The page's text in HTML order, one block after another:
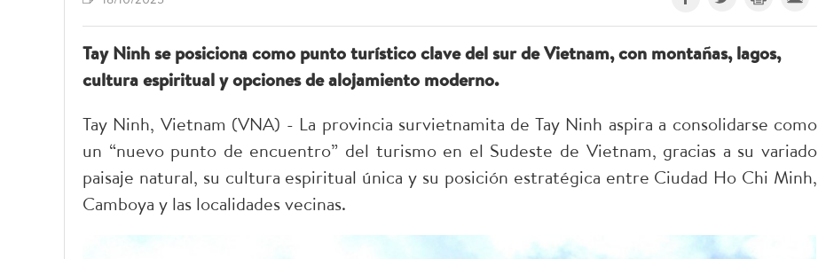
Tay Ninh se posiciona como punto turístico clave del sur de Vietnam, con montañas, lagos,
cultura espiritual y opciones de alojamiento moderno.
Tay Ninh, Vietnam (VNA) - La provincia survietnamita de Tay Ninh aspira a consolidarse como
un “nuevo punto de encuentro” del turismo en el Sudeste de Vietnam, gracias a su variado
paisaje natural, su cultura espiritual única y su posición estratégica entre Ciudad Ho Chi Minh,
Camboya y las localidades vecinas.